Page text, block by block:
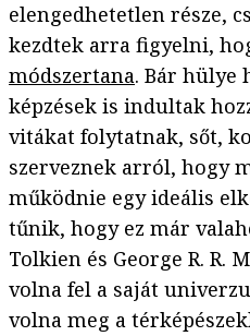
elengedhetetlen része,
kezdtek arra figyelni,
módszertana. Bár hülye
képzések is indultak
vitákat folytatnak, sőt,
szerveznek arról, hogy
működnie egy ideális
tűnik, hogy ez már
Tolkien és George R. R.
volna fel a saját
volna meg a